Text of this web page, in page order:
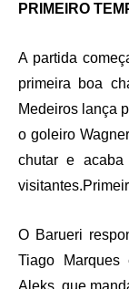
PRIMEIRO
A partida
primeira boa
Medeiros lança
o goleiro
chutar e acaba
O Barueri
Tiago